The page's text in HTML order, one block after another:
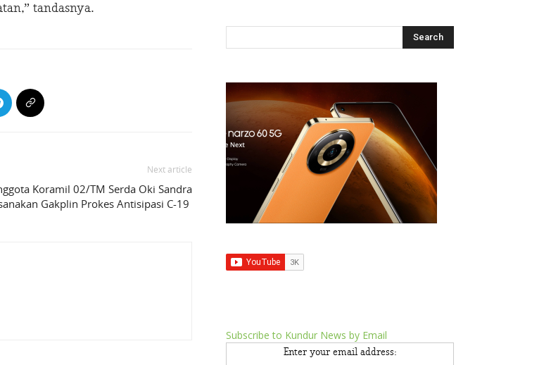
tandasnya.
Next article
Koramil 02/TM Serda Oki Sandra
Gakplin Prokes Antisipasi C-19
Subscribe to Kundur News by Email
Enter your email address: